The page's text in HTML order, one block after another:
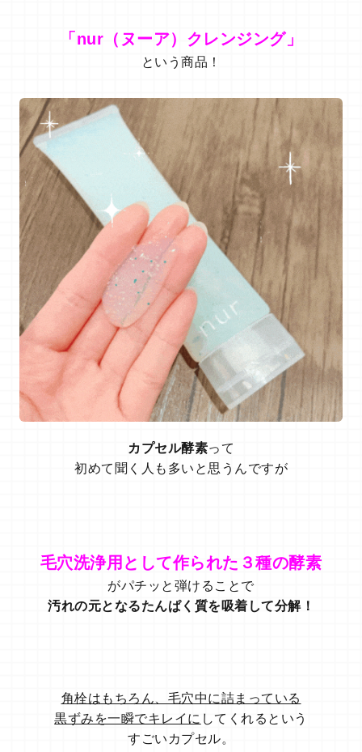
「nur（ヌーア）クレンジング」
という商品！
カプセル酵素って
初めて聞く人も多いと思うんですが
毛穴洗浄用として作られた３種の酵素
がパチッと弾けることで
汚れの元となるたんぱく質を吸着して分解！
角栓はもちろん、毛穴中に詰まっている
黒ずみを一瞬でキレイに してくれるという
すごいカプセル。